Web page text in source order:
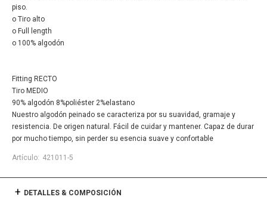
piso.
o Tiro alto
o Full length
o 100% algodón
Fitting RECTO
Tiro MEDIO
90% algodón 8%poliéster 2%elastano
Nuestro algodón peinado se caracteriza por su suavidad, gramaje y
resistencia. De origen natural. Fácil de cuidar y mantener. Capaz de durar
por mucho tiempo, sin perder su esencia suave y confortable
421011-5
DETALLES & COMPOSICIÓN